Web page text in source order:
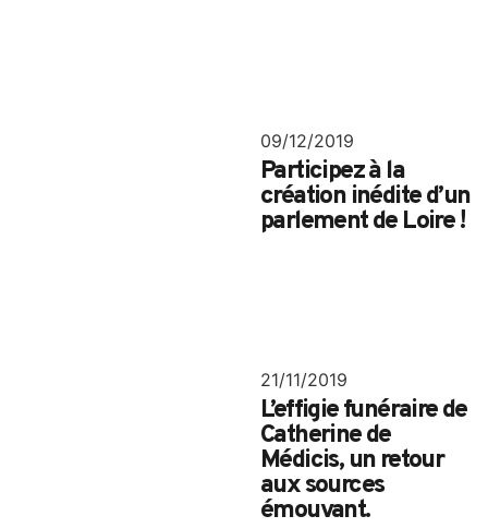
09/12/2019
Participez à la
création inédite d’un
parlement de Loire !
21/11/2019
L’effigie funéraire de
Catherine de
Médicis, un retour
aux sources
émouvant.